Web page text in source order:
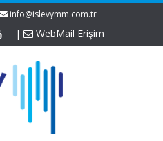
info@islevymm.com.tr
| WebMail Erişim